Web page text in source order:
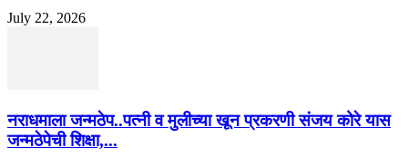
July 22, 2026
नराधमाला जन्मठेप..पत्नी व मुलीच्या खून प्रकरणी संजय कोरे यास
जन्मठेपेची शिक्षा,...